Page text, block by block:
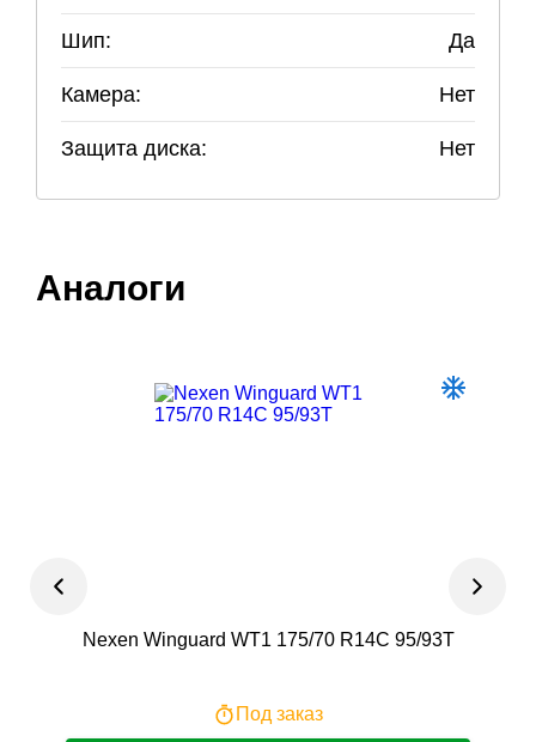
Шип: Да
Камера: Нет
Защита диска: Нет
Аналоги
Nexen Winguard WT1 175/70 R14С 95/93T
Под заказ